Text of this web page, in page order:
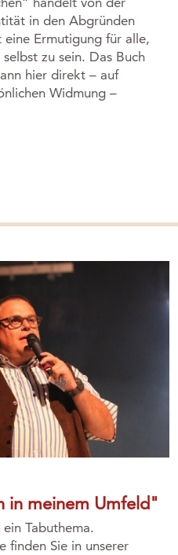
in den Abgründen
eine Ermutigung für alle,
zu sein. Das Buch
hier direkt – auf
Widmung –
in meinem Umfeld"
Tabuthema.
finden Sie in unserer